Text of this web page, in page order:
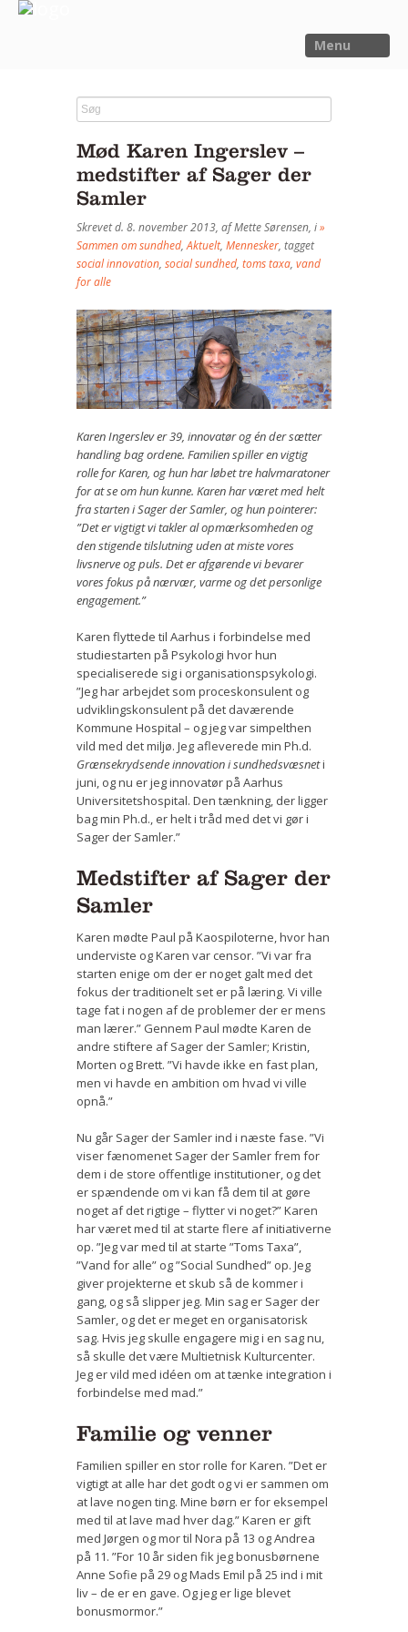
Menu
Om Sager der Samler
Bestyrelse
Bliv medlem
Politikker og vedtægter
Mød Karen Ingerslev –
medstifter af Sager der
Samler
Skrevet d. 8. november 2013, af Mette Sørensen, i»
Sammen om sundhed,Aktuelt, Mennesker, tagget
social innovation, social sundhed, toms taxa, vand
for alle
Karen Ingerslev er 39, innovatør og én der sætter
handling bag ordene. Familien spiller en vigtig
rolle for Karen, og hun har løbet tre halvmaratoner
for at se om hun kunne. Karen har været med helt
fra starten i Sager der Samler, og hun pointerer:
”Det er vigtigt vi takler al opmærksomheden og
den stigende tilslutning uden at miste vores
livsnerve og puls. Det er afgørende vi bevarer
vores fokus på nærvær, varme og det personlige
engagement.”
Karen flyttede til Aarhus i forbindelse med
studiestarten på Psykologi hvor hun
specialiserede sig i organisationspsykologi.
”Jeg har arbejdet som proceskonsulent og
udviklingskonsulent på det daværende
Kommune Hospital – og jeg var simpelthen
vild med det miljø. Jeg afleverede min Ph.d.
Grænsekrydsende innovation i sundhedsvæsneti
juni, og nu er jeg innovatør på Aarhus
Universitetshospital. Den tænkning, der ligger
bag min Ph.d., er helt i tråd med det vi gør i
Sager der Samler.”
Medstifter af Sager der
Samler
Karen mødte Paul på Kaospiloterne, hvor han
underviste og Karen var censor. ”Vi var fra
starten enige om der er noget galt med det
fokus der traditionelt set er på læring. Vi ville
tage fat i nogen af de problemer der er mens
man lærer.” Gennem Paul mødte Karen de
andre stiftere af Sager der Samler; Kristin,
Morten og Brett. ”Vi havde ikke en fast plan,
men vi havde en ambition om hvad vi ville
opnå.”
Nu går Sager der Samler ind i næste fase. ”Vi
viser fænomenet Sager der Samler frem for
dem i de store offentlige institutioner, og det
er spændende om vi kan få dem til at gøre
noget af det rigtige – flytter vi noget?” Karen
har været med til at starte flere af initiativerne
op. ”Jeg var med til at starte ”Toms Taxa”,
”Vand for alle” og ”Social Sundhed” op. Jeg
giver projekterne et skub så de kommer i
gang, og så slipper jeg. Min sag er Sager der
Samler, og det er meget en organisatorisk
sag. Hvis jeg skulle engagere mig i en sag nu,
så skulle det være Multietnisk Kulturcenter.
Jeg er vild med idéen om at tænke integration i
forbindelse med mad.”
Familie og venner
Familien spiller en stor rolle for Karen. ”Det er
vigtigt at alle har det godt og vi er sammen om
at lave nogen ting. Mine børn er for eksempel
med til at lave mad hver dag.” Karen er gift
med Jørgen og mor til Nora på 13 og Andrea
på 11. ”For 10 år siden fik jeg bonusbørnene
Anne Sofie på 29 og Mads Emil på 25 ind i mit
liv – de er en gave. Og jeg er lige blevet
bonusmormor.”